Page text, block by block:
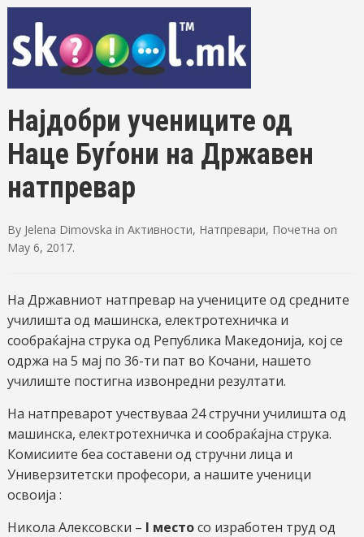
Најдобри учениците од
Наце Буѓони на Државен
натпревар
By Jelena Dimovska in Активности, Натпревари, Почетна on
May 6, 2017.
На Државниот натпревар на учениците од средните
училишта од машинска, електротехничка и
сообраќајна струка од Република Македонија, кој се
одржа на 5 мај по 36-ти пат во Кочани, нашето
училиште постигна извонредни резултати.
На натпреварот учествуваа 24 стручни училишта од
машинска, електротехничка и сообраќајна струка.
Комисиите беа составени од стручни лица и
Универзитетски професори, а нашите ученици
освоија :
Никола Алексовски – I местосо изработен труд од